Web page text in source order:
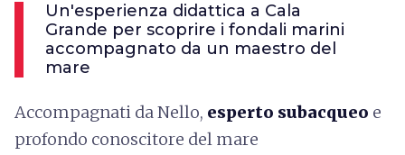
Un'esperienza didattica a Cala
Grande per scoprire i fondali marini
accompagnato da un maestro del
mare
Accompagnati da Nello, esperto subacqueo e
profondo conoscitore del mare